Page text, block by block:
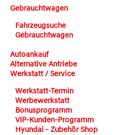
Gebrauchtwagen
Fahrzeugsuche
Gebrauchtwagen
Autoankauf
Alternative Antriebe
Werkstatt / Service
Werkstatt-Termin
Werbewerkstatt
Bonusprogramm
VIP-Kunden-Programm
Hyundai - Zubehör Shop